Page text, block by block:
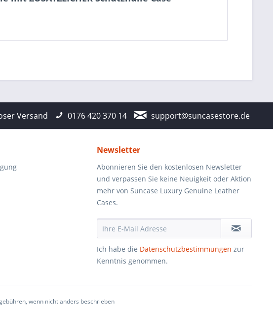
Versand 0176 420 370 14 support@suncasestore.de
Newsletter
Abonnieren Sie den kostenlosen Newsletter
und verpassen Sie keine Neuigkeit oder Aktion
mehr von Suncase Luxury Genuine Leather
Cases.
Ich habe die Datenschutzbestimmungen zur
Kenntnis genommen.
wenn nicht anders beschrieben